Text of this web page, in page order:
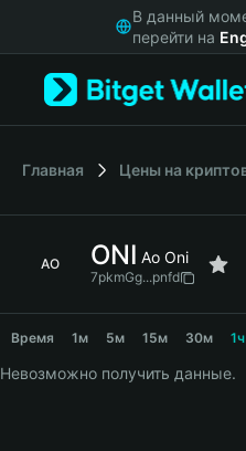
Русский
Italiano
Bahasa Indonesia
हिन्दी
В данный
перейти на
Главная Цены на
AO ONI Ao Oni
7pkmGg...pnfd
Время 1м 5м 15м 30м 1ч
Невозможно получить данные.